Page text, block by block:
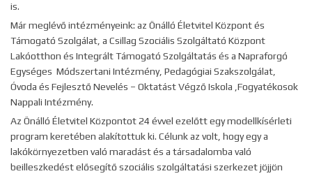
is.
Már meglévő intézményeink: az Önálló Életvitel Központ és
Támogató Szolgálat, a Csillag Szociális Szolgáltató Központ
Lakóotthon és Integrált Támogató Szolgáltatás és a Napraforgó
Egységes Módszertani Intézmény, Pedagógiai Szakszolgálat,
Óvoda és Fejlesztő Nevelés – Oktatást Végző Iskola ,Fogyatékosok
Nappali Intézmény.
Az Önálló Életvitel Központot 24 évvel ezelőtt egy modellkísérleti
program keretében alakítottuk ki. Célunk az volt, hogy egy a
lakókörnyezetben való maradást és a társadalomba való
beilleszkedést elősegítő szociális szolgáltatási szerkezet jöjjön